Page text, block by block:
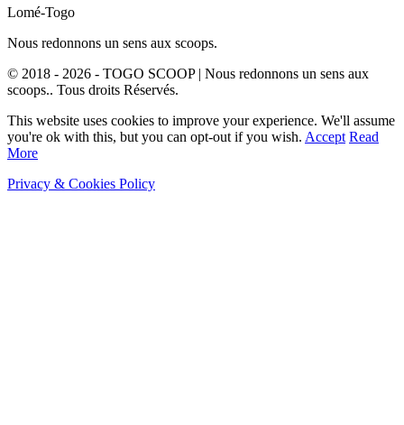
Lomé-Togo
Nous redonnons un sens aux scoops.
© 2018 - 2026 - TOGO SCOOP | Nous redonnons un sens aux
scoops.. Tous droits Réservés.
This website uses cookies to improve your experience. We'll assume
you're ok with this, but you can opt-out if you wish. Accept Read
More
Privacy & Cookies Policy